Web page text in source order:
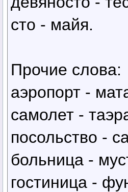
сто - майя.
Прочие слова:
аэропорт -
самолет -
посольство -
больница -
гостиница -